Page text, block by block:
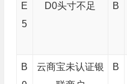
E
5
D0头寸不足 B
B
云商宝未认证银
B